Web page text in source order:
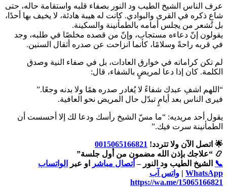
عرف الناس الشيخ الطيب ود النور بصفاء قلبه واستقامة حاله، حتى
شاع ذكره في القرى والبوادي. كانت له هيبة هادئة، لا يخيف بها أحدًا،
بل تُشعر من يجلس أمامه بالطمأنينة والسكينة.
يقولون إنّ دعاءه مستجاب، وإنّ من قصده مخلصًا في طلبه، وجد
في قربه راحةً وسلامًا، كأنما انزاحت عن صدره أثقال السنين.
لم تكن كراماته في خوارق العادات، بل في صفاء النية وصدق
الكلمة. كان إذا دعا لمريضٍ بالشفاء، قال:
“اللهم اشفِ عبدك شفاءً لا يُغادر صدره همًا ولا بدنه وجعًا.”
فيرى الناس بعد أيامٍ تبدّل حال المريض نحو العافية.
يقول أحد مريديه: “ما مسّ الشيخ رأسك ودعا لك إلا أحسست أن
الطمأنينة سرت فيك.”
🌟 اتصل الآن ولا تتردد! 0015065166821
📿 “علاجك بإذن الله مضمون من أول جلسة”
📞
الشيخ الطيب ود النور – أتصال مباشر او عبر
الواتساب
WhatsApp
| واتس آب
https://wa.me/15065166821